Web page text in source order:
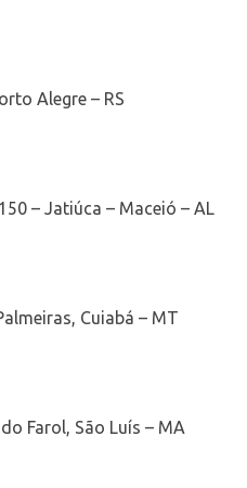
Alegre – RS
– Jatiúca – Maceió – AL
Cuiabá – MT
Farol, São Luís – MA